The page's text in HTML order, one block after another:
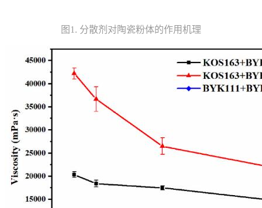
图1. 分散剂对陶瓷粉体的作用机理